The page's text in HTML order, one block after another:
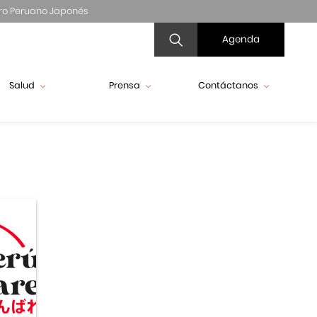
Peruano Japonés
Agenda
Salud Prensa Contáctanos